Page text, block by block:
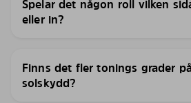
Spelar det någon roll vilken
eller in?
Finns det fler tonings grader
solskydd?